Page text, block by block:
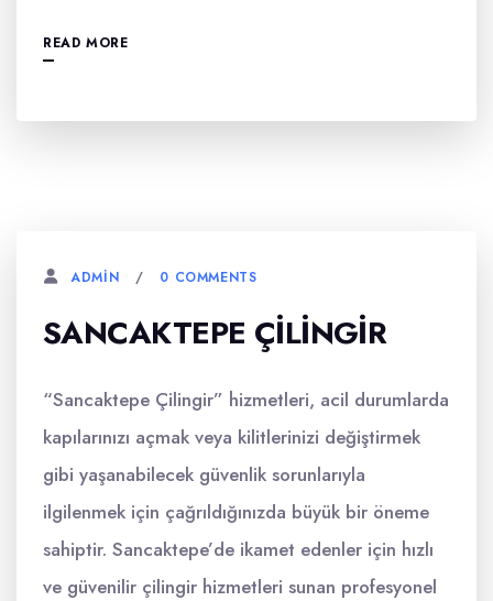
READ MORE
ADMIN 0 COMMENTS
SANCAKTEPE ÇILINGIR
“Sancaktepe Çilingir” hizmetleri, acil durumlarda
kapılarınızı açmak veya kilitlerinizi değiştirmek
gibi yaşanabilecek güvenlik sorunlarıyla
ilgilenmek için çağrıldığınızda büyük bir öneme
sahiptir. Sancaktepe’de ikamet edenler için hızlı
ve güvenilir çilingir hizmetleri sunan profesyonel